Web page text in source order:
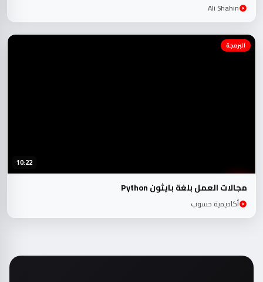
Ali Shahin
10:22
البرمجة
مجالات العمل بلغة بايثون Python
أكاديمية حسوب